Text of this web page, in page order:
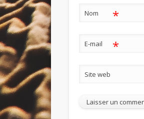
Nom *
E-mail *
Site web